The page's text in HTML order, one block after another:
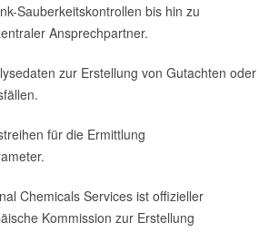
Sauberkeitskontrollen bis hin zu
Ansprechpartner.
zur Erstellung von Gutachten oder
für die Ermittlung
Chemicals Services ist offizieller
Kommission zur Erstellung